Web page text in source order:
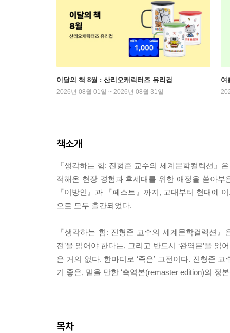
이달의 책 8월 : 산리오캐릭터즈 유리컵
2026년 08월 01일 ~ 2026년 08월 31일
여
책소개
『생각하는 힘: 진형준 교수의 세계문학컬렉션』
적해온 현장 경험과 후세대를 위한 애정을 쏟아
『이방인』과 『페스트』까지, 고대부터 현대에
으로 모두 출간되었다.
『생각하는 힘: 진형준 교수의 세계문학컬렉션
전’을 읽어야 한다는, 그리고 반드시 ‘완역본’을
은 거의 없다. 한마디로 ‘죽은’ 고전이다. 진형준
기 좋은, 믿을 만한 ‘축역본(remaster edition)의 정
목차